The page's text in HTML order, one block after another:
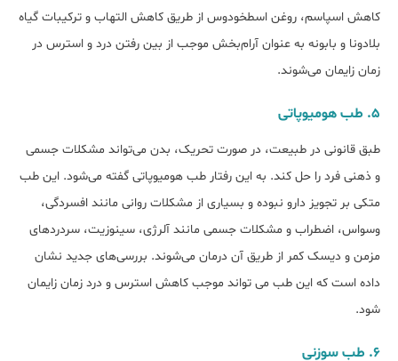
کاهش اسپاسم، روغن اسطخودوس از طریق کاهش التهاب و ترکیبات گیاه
بلادونا و بابونه به عنوان آرام‌بخش موجب از بین رفتن درد و استرس در
زمان زایمان می‌شوند.
۵. طب هومیوپاتی
طبق قانونی در طبیعت، در صورت تحریک، بدن می‌تواند مشکلات جسمی
و ذهنی فرد را حل کند. به این رفتار طب هومیوپاتی گفته می‌شود. این طب
متکی بر تجویز دارو نبوده و بسیاری از مشکلات روانی مانند افسردگی،
وسواس، اضطراب و مشکلات جسمی مانند آلرژی، سینوزیت، سردردهای
مزمن و دیسک کمر از طریق آن درمان می‌شوند. بررسی‌های جدید نشان
داده است که این طب می تواند موجب کاهش استرس و درد زمان زایمان
شود.
۶. طب سوزنی